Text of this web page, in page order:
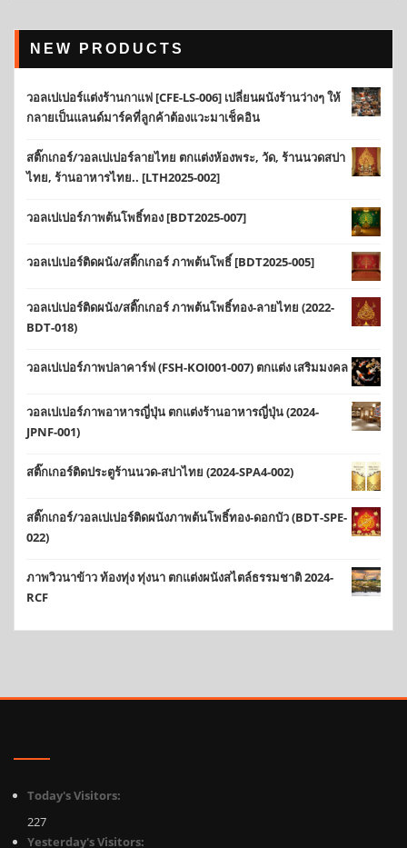
NEW PRODUCTS
วอลเปเปอร์แต่งร้านกาแฟ [CFE-LS-006] เปลี่ยนผนังร้านว่างๆ ให้
กลายเป็นแลนด์มาร์คที่ลูกค้าต้องแวะมาเช็คอิน
สติ๊กเกอร์/วอลเปเปอร์ลายไทย ตกแต่งห้องพระ, วัด, ร้านนวดสปา
ไทย, ร้านอาหารไทย.. [LTH2025-002]
วอลเปเปอร์ภาพต้นโพธิ์ทอง [BDT2025-007]
วอลเปเปอร์ติดผนัง/สติ๊กเกอร์ ภาพต้นโพธิ์ [BDT2025-005]
วอลเปเปอร์ติดผนัง/สติ๊กเกอร์ ภาพต้นโพธิ์ทอง-ลายไทย (2022-
BDT-018)
วอลเปเปอร์ภาพปลาคาร์ฟ (FSH-KOI001-007) ตกแต่ง เสริมมงคล
วอลเปเปอร์ภาพอาหารญี่ปุ่น ตกแต่งร้านอาหารญี่ปุ่น (2024-
JPNF-001)
สติ๊กเกอร์ติดประตูร้านนวด-สปาไทย (2024-SPA4-002)
สติ๊กเกอร์/วอลเปเปอร์ติดผนังภาพต้นโพธิ์ทอง-ดอกบัว (BDT-SPE-
022)
ภาพวิวนาข้าว ท้องทุ่ง ทุ่งนา ตกแต่งผนังสไตล์ธรรมชาติ 2024-
RCF
Today's Visitors:
227
Yesterday's Visitors: